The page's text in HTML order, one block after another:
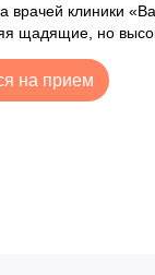
врачей клиники
щадящие, но
на прием